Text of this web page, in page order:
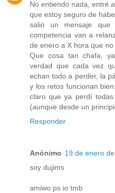
No entiendo nada, entré
que estoy seguro de
salió un mensaje
competencia van a
de enero a X hora que
Que cosa tan chafa,
verdad que cada vez
echan todo a perder, la
y los retos funcionan
claro que ya perdí
(aunque desde un
Responder
Anónimo 19 de enero
soy dujims
amiwo ps io tmb